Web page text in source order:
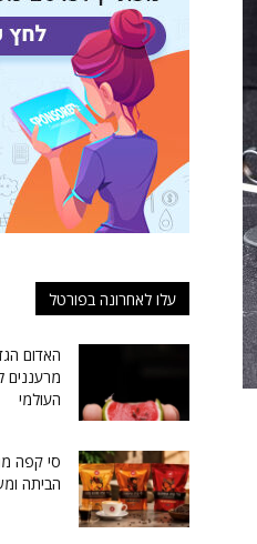
עלו לאחרונה בפורטל
האדום
מרעננים
העולמי
סי קפה
הביתה